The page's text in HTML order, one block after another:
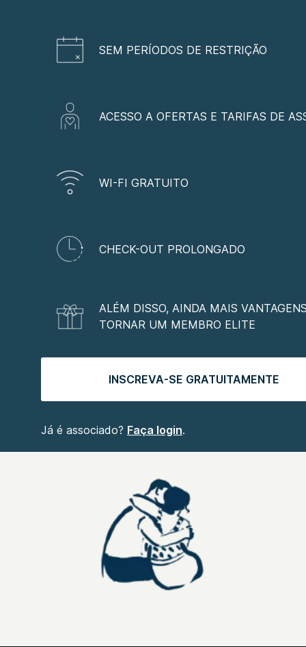
SEM PERÍODOS DE RESTRIÇÃO
ACESSO A OFERTAS E TARIFAS DE
WI-FI GRATUITO
CHECK-OUT PROLONGADO
ALÉM DISSO, AINDA MAIS
TORNAR UM MEMBRO ELITE
INSCREVA-SE GRATUITAMENTE
Já é associado? Faça login.